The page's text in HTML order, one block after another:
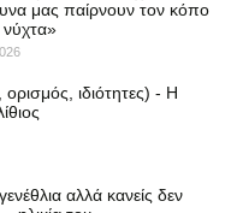
μας παίρνουν τον κόπο
νύχτα»
ιδιότητες) - Η
αλλά κανείς δεν